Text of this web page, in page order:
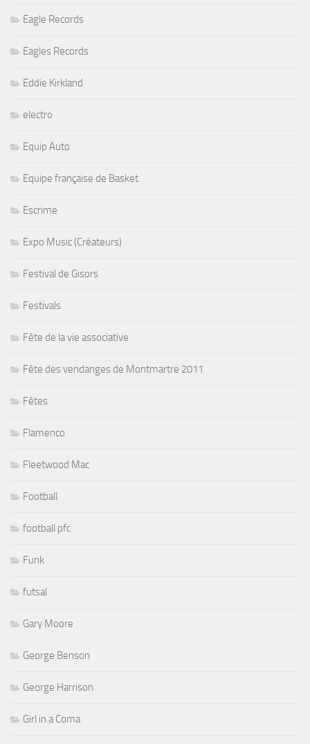
Eagle Records
Eagles Records
Eddie Kirkland
electro
Equip Auto
Equipe française de Basket
Escrime
Expo Music (Créateurs)
Festival de Gisors
Festivals
Fête de la vie associative
Fête des vendanges de Montmartre 2011
Fêtes
Flamenco
Fleetwood Mac
Football
football pfc
Funk
futsal
Gary Moore
George Benson
George Harrison
Girl in a Coma